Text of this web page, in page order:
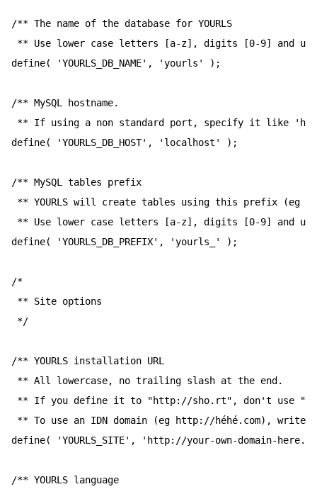
/** The name of the database for YOURLS
** Use lower case letters [a-z], digits [0-9] and
define( 'YOURLS_DB_NAME', 'yourls' );
/** MySQL hostname.
** If using a non standard port, specify it like
define( 'YOURLS_DB_HOST', 'localhost' );
/** MySQL tables prefix
** YOURLS will create tables using this prefix
** Use lower case letters [a-z], digits [0-9] and
define( 'YOURLS_DB_PREFIX', 'yourls_' );
/*
** Site options
*/
/** YOURLS installation URL
** All lowercase, no trailing slash at the end.
** If you define it to "http://sho.rt", don't use
** To use an IDN domain (eg http://héhé.com),
define( 'YOURLS_SITE', 'http://your-own-domain-
/** YOURLS language